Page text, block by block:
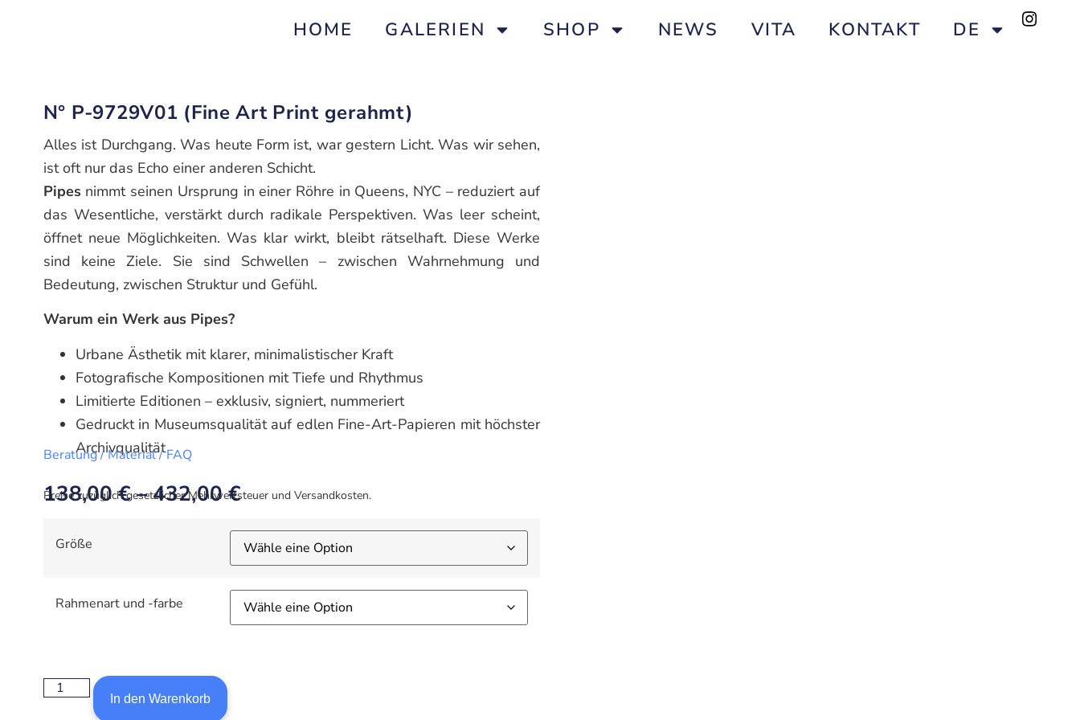
HOME GALERIEN SHOP NEWS VITA KONTAKT DE
N° P-9729V01 (Fine Art Print gerahmt)
Alles ist Durchgang. Was heute Form ist, war gestern Licht. Was wir sehen,
ist oft nur das Echo einer anderen Schicht.
Pipesnimmt seinen Ursprung in einer Röhre in Queens, NYC – reduziert auf
das Wesentliche, verstärkt durch radikale Perspektiven. Was leer scheint,
öffnet neue Möglichkeiten. Was klar wirkt, bleibt rätselhaft. Diese Werke
sind keine Ziele. Sie sind Schwellen – zwischen Wahrnehmung und
Bedeutung, zwischen Struktur und Gefühl.
Warum ein Werk aus Pipes?
Urbane Ästhetik mit klarer, minimalistischer Kraft
Fotografische Kompositionen mit Tiefe und Rhythmus
Limitierte Editionen – exklusiv, signiert, nummeriert
Gedruckt in Museumsqualität auf edlen Fine-Art-Papieren mit höchster
Archivqualität
Beratung / Material / FAQ
138,00€–432,00€
Preise zuzüglich gesetzlicher Mehrwertsteuer und Versandkosten.
Größe
Rahmenart und -farbe
In den Warenkorb